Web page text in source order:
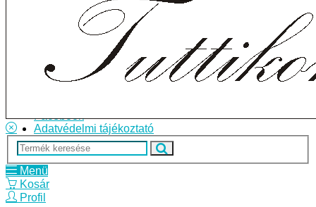
Telefon
Szállítás
Facebook
Adatvédelmi tájékoztató
Menü
Kosár
Profil